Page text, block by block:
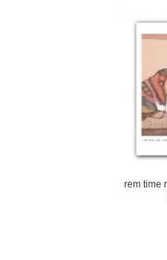
rem time